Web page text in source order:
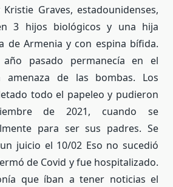
Graves, estadounidenses,
3 hijos biológicos y una hija
de Armenia y con espina bífida.
pasado permanecía en el
de las bombas. Los
todo el papeleo y pudieron
de 2021, cuando se
para ser sus padres. Se
juicio el 10/02 Eso no sucedió
de Covid y fue hospitalizado.
que íban a tener noticias el